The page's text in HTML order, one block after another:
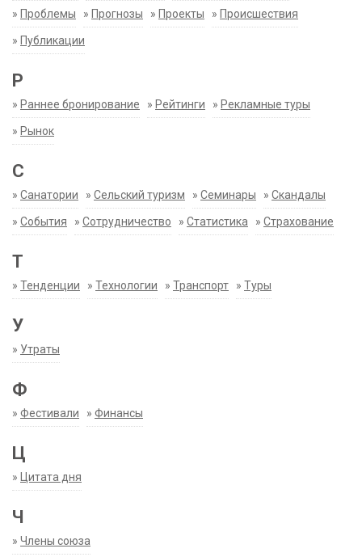
» Проблемы » Прогнозы » Проекты » Происшествия
» Публикации
Р
» Раннее бронирование » Рейтинги » Рекламные туры
» Рынок
С
» Санатории » Сельский туризм » Семинары » Скандалы
» События » Сотрудничество » Статистика » Страхование
Т
» Тенденции » Технологии » Транспорт » Туры
У
» Утраты
Ф
» Фестивали » Финансы
Ц
» Цитата дня
Ч
» Члены союза